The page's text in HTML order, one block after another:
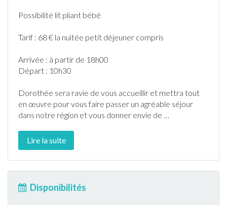
Possibilité lit pliant bébé
Tarif : 68 € la nuitée petit déjeuner compris
Arrivée : à partir de 18h00
Départ : 10h30
Dorothée sera ravie de vous accueillir et mettra tout
en œuvre pour vous faire passer un agréable séjour
dans notre région et vous donner envie de …
Lire la suite
Disponibilités